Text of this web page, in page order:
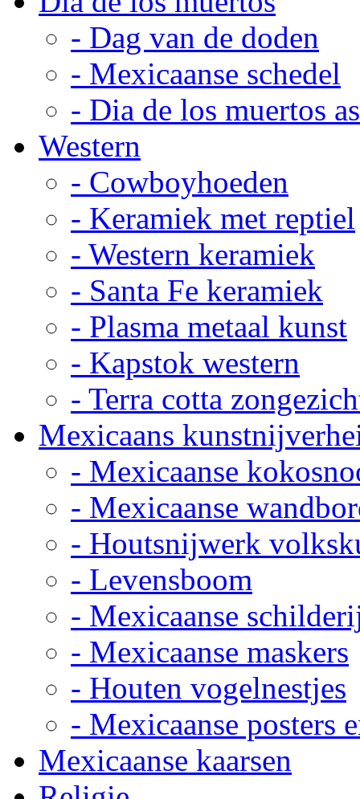
- Dag van de doden
- Mexicaanse schedel
- Dia de los muertos
Western
- Cowboyhoeden
- Keramiek met reptiel
- Western keramiek
- Santa Fe keramiek
- Plasma metaal kunst
- Kapstok western
- Terra cotta
Mexicaans
- Mexicaanse
- Mexicaanse
- Houtsnijwerk
- Levensboom
- Mexicaanse
- Mexicaanse maskers
- Houten vogelnestjes
- Mexicaanse posters
Mexicaanse kaarsen